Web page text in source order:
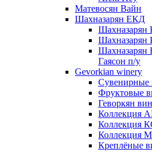
Матевосян Вайн
Шахназарян ЕКД
Шахназарян
Шахназарян
Шахназарян
Гаясон п/у
Gevorkian winery
Сувенирные
Фруктовые
Геворкян
Коллекция
Коллекция
Креплёные